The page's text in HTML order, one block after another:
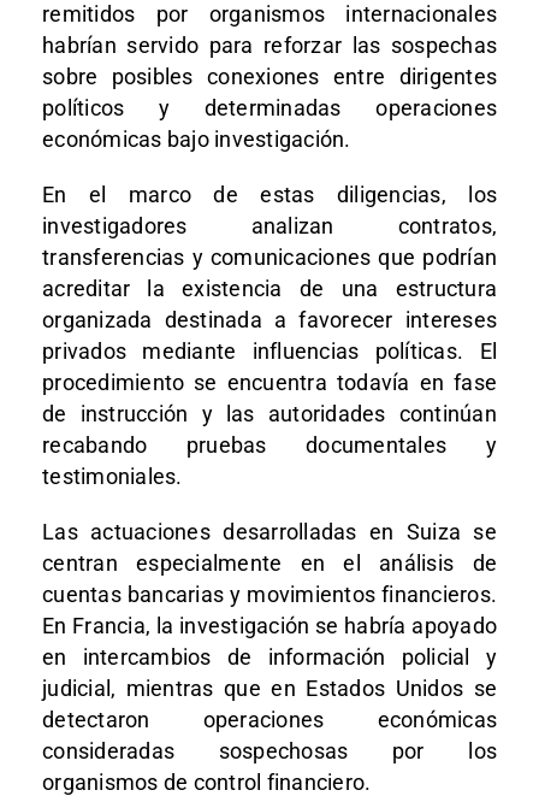
remitidos por organismos internacionales
habrían servido para reforzar las sospechas
sobre posibles conexiones entre dirigentes
políticos y determinadas operaciones
económicas bajo investigación.
En el marco de estas diligencias, los
investigadores analizan contratos,
transferencias y comunicaciones que podrían
acreditar la existencia de una estructura
organizada destinada a favorecer intereses
privados mediante influencias políticas. El
procedimiento se encuentra todavía en fase
de instrucción y las autoridades continúan
recabando pruebas documentales y
testimoniales.
Las actuaciones desarrolladas en Suiza se
centran especialmente en el análisis de
cuentas bancarias y movimientos financieros.
En Francia, la investigación se habría apoyado
en intercambios de información policial y
judicial, mientras que en Estados Unidos se
detectaron operaciones económicas
consideradas sospechosas por los
organismos de control financiero.